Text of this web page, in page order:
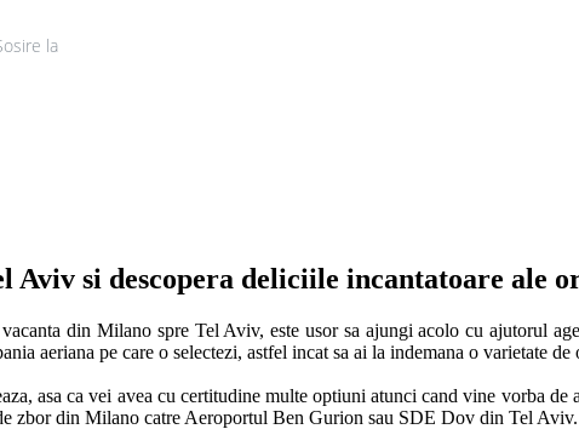
la
si descopera deliciile incantatoare ale
din Milano spre Tel Aviv, este usor sa ajungi acolo cu ajutorul
aeriana pe care o selectezi, astfel incat sa ai la indemana o varietate de
asa ca vei avea cu certitudine multe optiuni atunci cand vine vorba
zbor din Milano catre Aeroportul Ben Gurion sau SDE Dov din Tel Aviv.